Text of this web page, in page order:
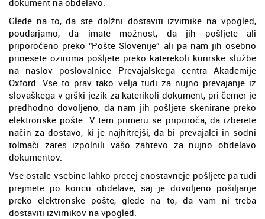
Glede na to, da ste dolžni dostaviti izvirnike na vpogled,
poudarjamo, da imate možnost, da jih pošljete ali
priporočeno preko “Pošte Slovenije” ali pa nam jih osebno
prinesete oziroma pošljete preko katerekoli kurirske službe
na naslov poslovalnice Prevajalskega centra Akademije
Oxford. Vse to prav tako velja tudi za nujno prevajanje iz
slovaškega v grški jezik za katerikoli dokument, pri čemer je
predhodno dovoljeno, da nam jih pošljete skenirane preko
elektronske pošte. V tem primeru se priporoča, da izberete
način za dostavo, ki je najhitrejši, da bi prevajalci in sodni
tolmači zares izpolnili vašo zahtevo za nujno obdelavo
dokumentov.
Vse ostale vsebine lahko precej enostavneje pošljete pa tudi
prejmete po koncu obdelave, saj je dovoljeno pošiljanje
preko elektronske pošte, glede na to, da vam ni treba
dostaviti izvirnikov na vpogled.